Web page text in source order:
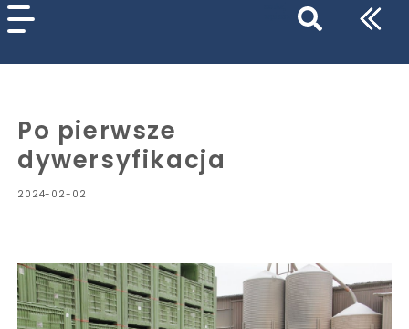
Po pierwsze
dywersyfikacja
2024-02-02